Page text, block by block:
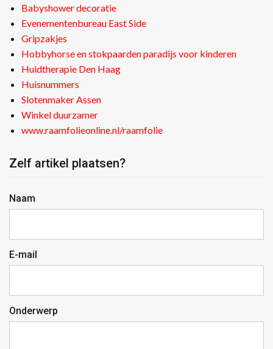
Babyshower decoratie
Evenementenbureau East Side
Gripzakjes
Hobbyhorse en stokpaarden paradijs voor kinderen
Huidtherapie Den Haag
Huisnummers
Slotenmaker Assen
Winkel duurzamer
www.raamfolieonline.nl/raamfolie
Zelf artikel plaatsen?
Naam
E-mail
Onderwerp